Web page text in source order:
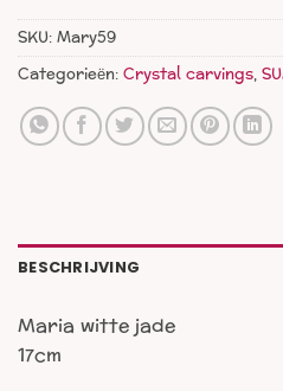
SKU:Mary59
Categorieën:Crystal carvings,
BESCHRIJVING
Maria witte jade
17cm